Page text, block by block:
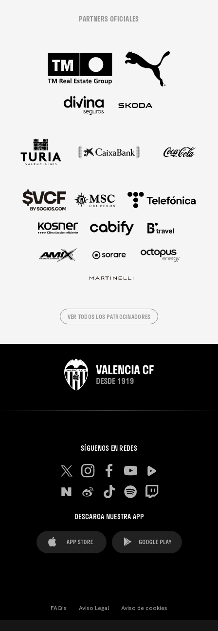
PARTNERS OFICIALES
VER TODOS LOS PATROCINADORES
SÍGUENOS EN REDES
DESCARGA NUESTRA APP
FAQ's Aviso Legal Aviso de cookies